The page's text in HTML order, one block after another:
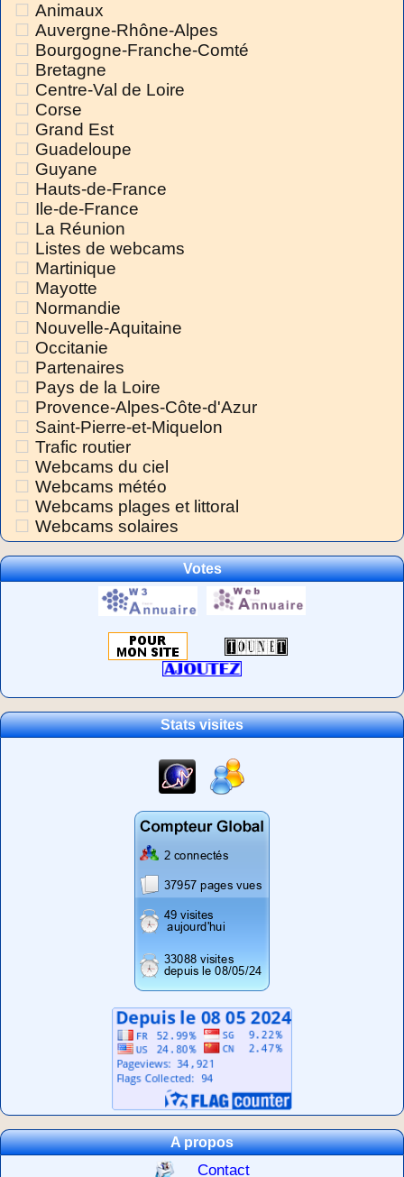
Animaux
Auvergne-Rhône-Alpes
Bourgogne-Franche-Comté
Bretagne
Centre-Val de Loire
Corse
Grand Est
Guadeloupe
Guyane
Hauts-de-France
Ile-de-France
La Réunion
Listes de webcams
Martinique
Mayotte
Normandie
Nouvelle-Aquitaine
Occitanie
Partenaires
Pays de la Loire
Provence-Alpes-Côte-d'Azur
Saint-Pierre-et-Miquelon
Trafic routier
Webcams du ciel
Webcams météo
Webcams plages et littoral
Webcams solaires
Votes
Stats visites
A propos
Contact